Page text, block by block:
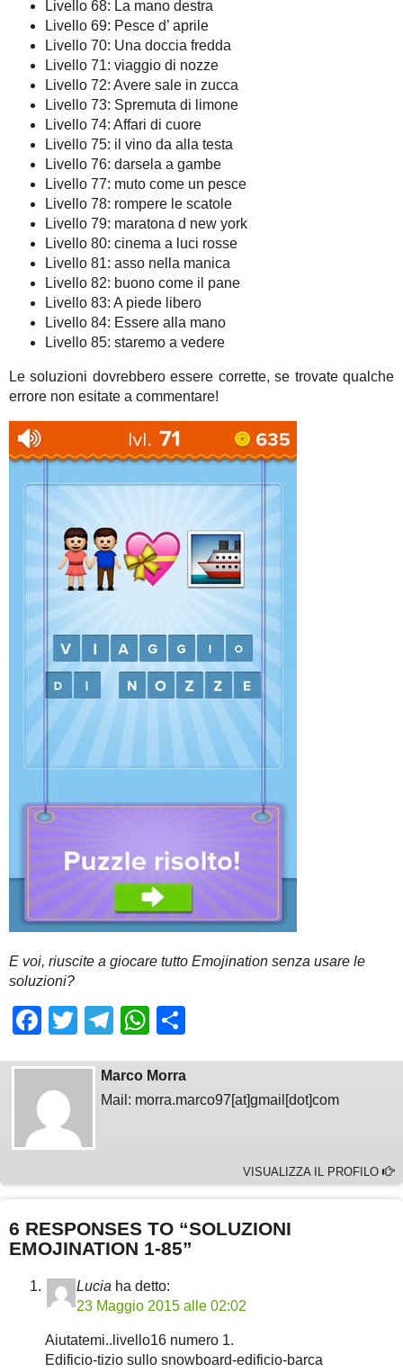
Livello 68: La mano destra
Livello 69: Pesce d’ aprile
Livello 70: Una doccia fredda
Livello 71: viaggio di nozze
Livello 72: Avere sale in zucca
Livello 73: Spremuta di limone
Livello 74: Affari di cuore
Livello 75: il vino da alla testa
Livello 76: darsela a gambe
Livello 77: muto come un pesce
Livello 78: rompere le scatole
Livello 79: maratona d new york
Livello 80: cinema a luci rosse
Livello 81: asso nella manica
Livello 82: buono come il pane
Livello 83: A piede libero
Livello 84: Essere alla mano
Livello 85: staremo a vedere
Le soluzioni dovrebbero essere corrette, se trovate qualche
errore non esitate a commentare!
E voi, riuscite a giocare tutto Emojination senza usare le
soluzioni?
Facebook
TwitterTelegram
WhatsApp
Marco Morra
Mail: morra.marco97[at]gmail[dot]com
VISUALIZZA IL PROFILO
6 RESPONSES TO “SOLUZIONI
EMOJINATION 1-85”
Lucia ha detto:
23 Maggio 2015 alle 02:02
Aiutatemi..livello16 numero 1.
Edificio-tizio sullo snowboard-edificio-barca